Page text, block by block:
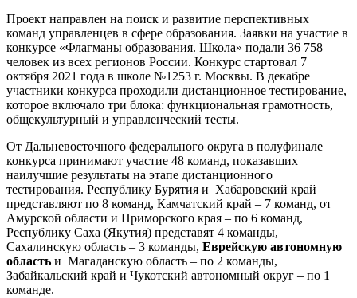
Проект направлен на поиск и развитие перспективных
команд управленцев в сфере образования. Заявки на участие в
конкурсе «Флагманы образования. Школа» подали 36 758
человек из всех регионов России. Конкурс стартовал 7
октября 2021 года в школе №1253 г. Москвы. В декабре
участники конкурса проходили дистанционное тестирование,
которое включало три блока: функциональная грамотность,
общекультурный и управленческий тесты.
От Дальневосточного федерального округа в полуфинале
конкурса принимают участие 48 команд, показавших
наилучшие результаты на этапе дистанционного
тестирования. Республику Бурятия и Хабаровский край
представляют по 8 команд, Камчатский край – 7 команд, от
Амурской области и Приморского края – по 6 команд,
Республику Саха (Якутия) представят 4 команды,
Сахалинскую область – 3 команды, Еврейскую автономную
область и Магаданскую область – по 2 команды,
Забайкальский край и Чукотский автономный округ – по 1
команде.